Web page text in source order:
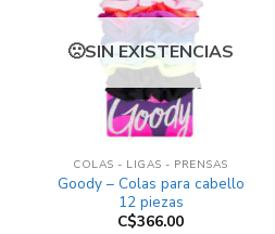
SIN EXISTENCIAS
COLAS - LIGAS - PRENSAS
Goody – Colas para cabello
12 piezas
C$366.00